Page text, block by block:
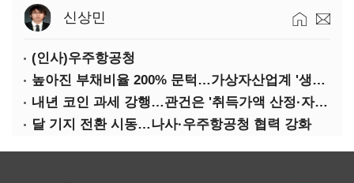
신상민
(인사)우주항공청
높아진 부채비율 200% 문턱…가상자산업계 '생존 시험대'
내년 코인 과세 강행…관건은 '취득가액 산정·자산 이동'
달 기지 전환 시동…나사·우주항공청 협력 강화